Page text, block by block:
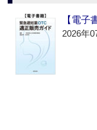
【電子
2026年